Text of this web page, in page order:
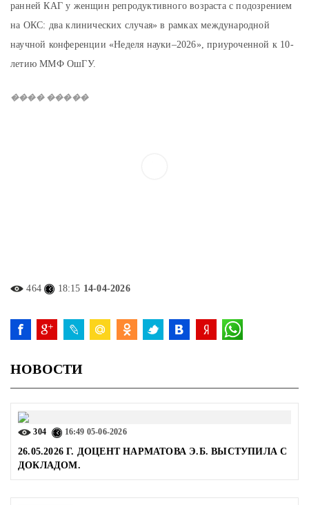
ранней КАГ у женщин репродуктивного возраста с подозрением
на ОКС: два клинических случая» в рамках международной
научной конференции «Неделя науки–2026», приуроченной к 10-
летию ММФ ОшГУ.
���� �����
464 18:15 14-04-2026
НОВОСТИ
304 16:49 05-06-2026
26.05.2026 Г. ДОЦЕНТ НАРМАТОВА Э.Б. ВЫСТУПИЛА С
ДОКЛАДОМ.